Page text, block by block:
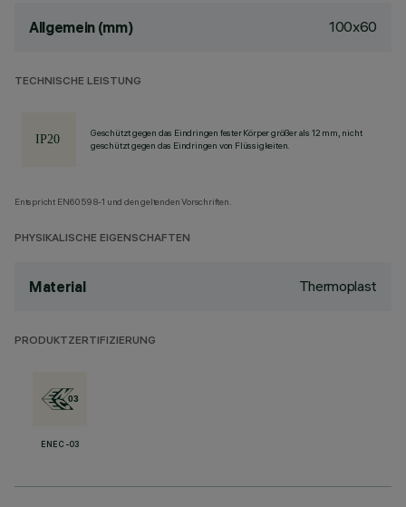
Allgemein (mm) 100x60
TECHNISCHE LEISTUNG
Geschützt gegen das Eindringen fester Körper größer als 12 mm, nicht
geschützt gegen das Eindringen von Flüssigkeiten.
Entspricht EN60598-1 und den geltenden Vorschriften.
PHYSIKALISCHE EIGENSCHAFTEN
Material Thermoplast
PRODUKTZERTIFIZIERUNG
ENEC-03